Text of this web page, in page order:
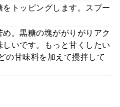
トッピングします。スプー
め。黒糖の塊ががりがりアク
いです。もっと甘くしたい
甘味料を加えて攪拌して